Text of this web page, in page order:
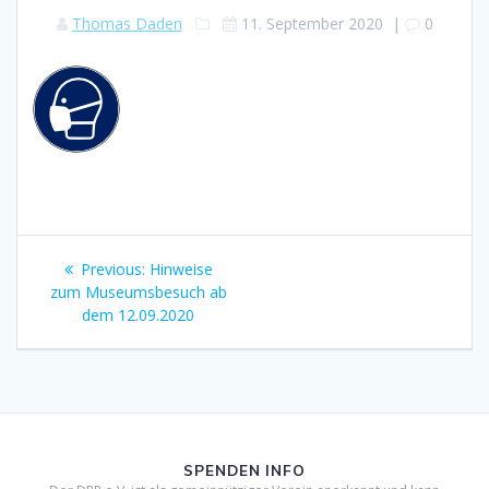
Thomas Daden 11. September 2020 | 0
Beitragsnavigation
Previous: Previous
post:
Hinweise
zum Museumsbesuch ab
dem 12.09.2020
SPENDEN INFO